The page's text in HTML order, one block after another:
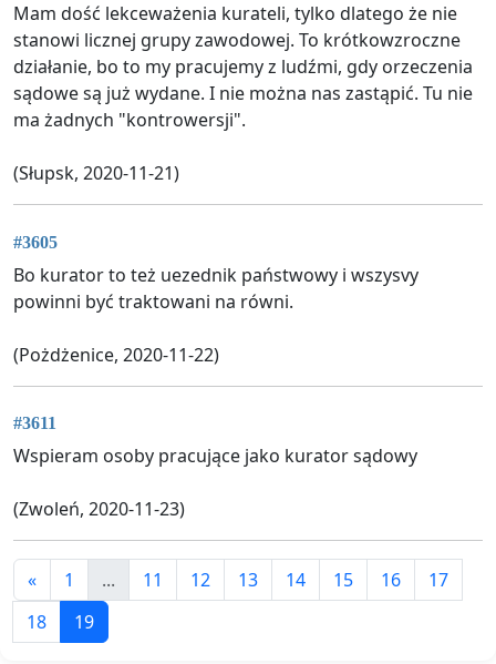
Mam dość lekceważenia kurateli, tylko dlatego że nie
stanowi licznej grupy zawodowej. To krótkowzroczne
działanie, bo to my pracujemy z ludźmi, gdy orzeczenia
sądowe są już wydane. I nie można nas zastąpić. Tu nie
ma żadnych "kontrowersji".
(Słupsk, 2020-11-21)
#3605
Bo kurator to też uezednik państwowy i wszysvy
powinni być traktowani na równi.
(Pożdżenice, 2020-11-22)
#3611
Wspieram osoby pracujące jako kurator sądowy
(Zwoleń, 2020-11-23)
« 1 ... 11 12 13 14 15 16
17
18
19